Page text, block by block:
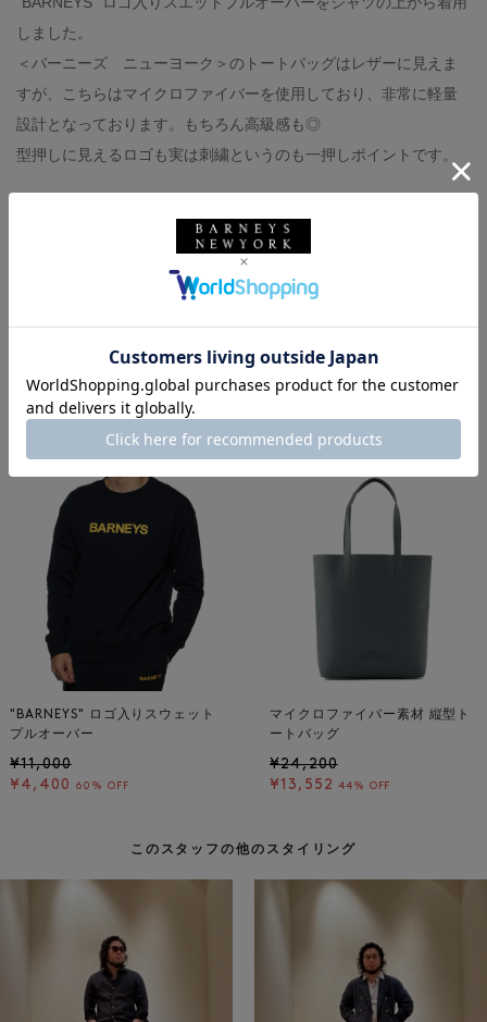
しました。
＜バーニーズ ニューヨーク＞のトートバッグはレザーに見えま
すが、こちらはマイクロファイバーを使用しており、非常に軽量
設計となっております。もちろん高級感も◎
型押しに見えるロゴも実は刺繍というのも一押しポイントです。
tops : BARNEYS NEW YORK
bag : BARNEYS NEW YORK
ロゴアイテム バーニーズ ニューヨーク福岡店
着用しているアイテム
"BARNEYS" ロゴ入りスウェット
プルオーバー
¥11,000
¥4,400
60% OFF
マイクロファイバー素材 縦型ト
ートバッグ
¥24,200
¥13,552 44% OFF
このスタッフの他のスタイリング